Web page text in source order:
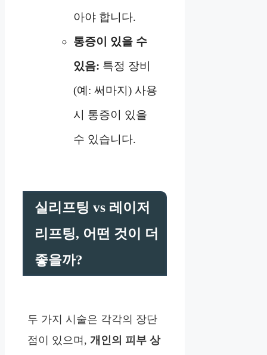
아야 합니다.
통증이 있을 수
있음: 특정 장비
(예: 써마지) 사용
시 통증이 있을
수 있습니다.
실리프팅 vs 레이저
리프팅, 어떤 것이 더
좋을까?
두 가지 시술은 각각의 장단
점이 있으며, 개인의 피부 상